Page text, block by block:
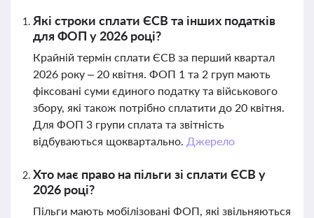
Які строки сплати ЄСВ та інших податків
для ФОП у 2026 році?
Крайній термін сплати ЄСВ за перший квартал
2026 року – 20 квітня. ФОП 1 та 2 груп мають
фіксовані суми єдиного податку та військового
збору, які також потрібно сплатити до 20 квітня.
Для ФОП 3 групи сплата та звітність
відбуваються щоквартально. Джерело
Хто має право на пільги зі сплати ЄСВ у
2026 році?
Пільги мають мобілізовані ФОП, які звільняються